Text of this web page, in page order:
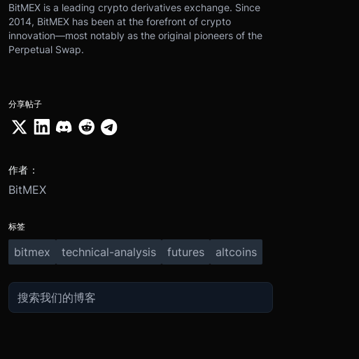
BitMEX is a leading crypto derivatives exchange. Since
2014, BitMEX has been at the forefront of crypto
innovation—most notably as the original pioneers of the
Perpetual Swap.
分享帖子
作者：
BitMEX
标签
bitmex technical-analysis futures altcoins